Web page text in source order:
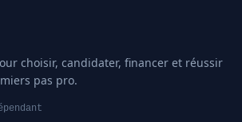
choisir, candidater, financer et réussir
pas pro.